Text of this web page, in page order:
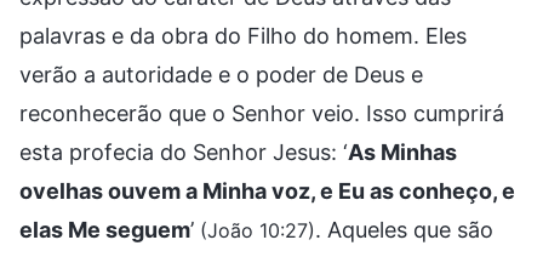
palavras e da obra do Filho do homem. Eles
verão a autoridade e o poder de Deus e
reconhecerão que o Senhor veio. Isso cumprirá
esta profecia do Senhor Jesus: ‘As Minhas
ovelhas ouvem a Minha voz, e Eu as conheço, e
elas Me seguem’ (João 10:27). Aqueles que são